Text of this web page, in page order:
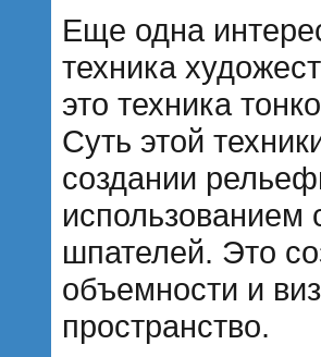
Еще одна
техника
это техника
Суть этой
создании
использованием
шпателей. Это
объемности и
пространство.